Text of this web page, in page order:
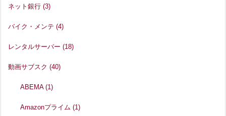
ネット銀行 (3)
バイク・メンテ (4)
レンタルサーバー (18)
動画サブスク (40)
ABEMA(1)
Amazonプライム(1)